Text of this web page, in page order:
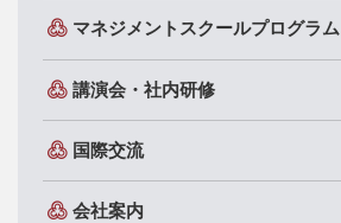
マネジメントスクールプログラム
講演会・社内研修
国際交流
会社案内